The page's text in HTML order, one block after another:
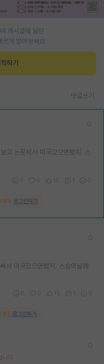
게시글에 달린
게 받아보세요
하기
댓글쓰기
고 논문써서 미국갔으면됐지. 스
다. 로그인하기
서 미국갔으면됐지. 스승의날에
다. 로그인하기
니다.